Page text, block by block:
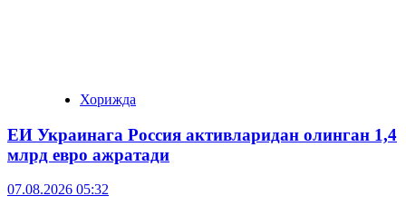
Хорижда
ЕИ Украинага Россия активларидан олинган 1,4
млрд евро ажратади
07.08.2026 05:32